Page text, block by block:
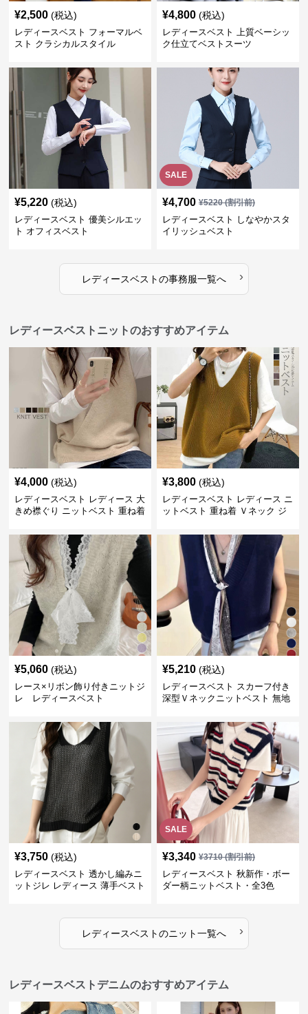
¥2,500 (税込)
レディースベスト フォーマルベ
スト クラシカルスタイル
¥4,800 (税込)
レディースベスト 上質ベーシッ
ク仕立てベストスーツ
¥5,220 (税込)
レディースベスト 優美シルエッ
ト オフィスベスト
SALE
¥4,700 ¥5220(割引前)
レディースベスト しなやかスタ
イリッシュベスト
レディースベストの事務服一覧へ ›
レディースベストニットのおすすめアイテム
¥4,000 (税込)
レディースベスト レディース 大
きめ襟ぐり ニットベスト 重ね着
¥3,800 (税込)
レディースベスト レディース ニ
ットベスト 重ね着 Ｖネック ジ
¥5,060 (税込)
レース×リボン飾り付きニットジ
レ レディースベスト
¥5,210 (税込)
レディースベスト スカーフ付き
深型Ｖネックニットベスト 無地
¥3,750 (税込)
レディースベスト 透かし編みニ
ットジレ レディース 薄手ベスト
SALE
¥3,340 ¥3710(割引前)
レディースベスト 秋新作・ボー
ダー柄ニットベスト・全3色
レディースベストのニット一覧へ ›
レディースベストデニムのおすすめアイテム